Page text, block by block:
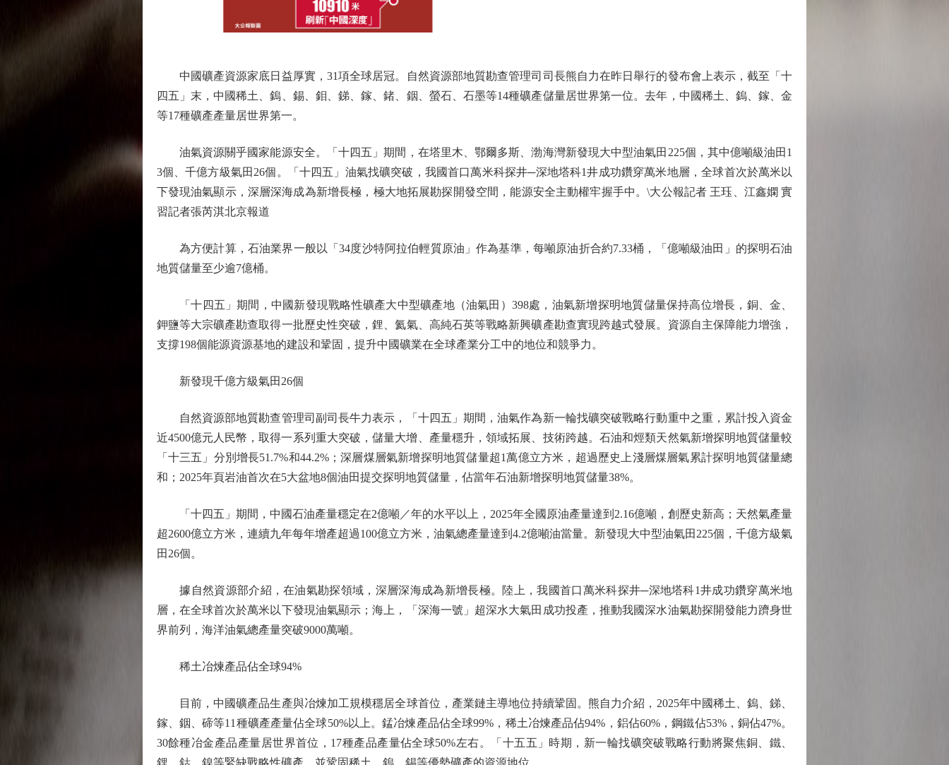
中國礦產資源家底日益厚實，31項全球居冠。自然資源部地質勘查管理司司長熊自力在昨日舉行的發布會上表示，截至「十
四五」末，中國稀土、鎢、錫、鉬、銻、鎵、鍺、銦、螢石、石墨等14種礦產儲量居世界第一位。去年，中國稀土、鎢、鎵、金
等17種礦產產量居世界第一。
油氣資源關乎國家能源安全。「十四五」期間，在塔里木、鄂爾多斯、渤海灣新發現大中型油氣田225個，其中億噸級油田1
3個、千億方級氣田26個。「十四五」油氣找礦突破，我國首口萬米科探井─深地塔科1井成功鑽穿萬米地層，全球首次於萬米以
下發現油氣顯示，深層深海成為新增長極，極大地拓展勘探開發空間，能源安全主動權牢握手中。\大公報記者 王珏、江鑫嫻 實
習記者張芮淇北京報道
為方便計算，石油業界一般以「34度沙特阿拉伯輕質原油」作為基準，每噸原油折合約7.33桶，「億噸級油田」的探明石油
地質儲量至少逾7億桶。
「十四五」期間，中國新發現戰略性礦產大中型礦產地（油氣田）398處，油氣新增探明地質儲量保持高位增長，銅、金、
鉀鹽等大宗礦產勘查取得一批歷史性突破，鋰、氦氣、高純石英等戰略新興礦產勘查實現跨越式發展。資源自主保障能力增強，
支撐198個能源資源基地的建設和鞏固，提升中國礦業在全球產業分工中的地位和競爭力。
新發現千億方級氣田26個
自然資源部地質勘查管理司副司長牛力表示，「十四五」期間，油氣作為新一輪找礦突破戰略行動重中之重，累計投入資金
近4500億元人民幣，取得一系列重大突破，儲量大增、產量穩升，領域拓展、技術跨越。石油和烴類天然氣新增探明地質儲量較
「十三五」分別增長51.7%和44.2%；深層煤層氣新增探明地質儲量超1萬億立方米，超過歷史上淺層煤層氣累計探明地質儲量總
和；2025年頁岩油首次在5大盆地8個油田提交探明地質儲量，佔當年石油新增探明地質儲量38%。
「十四五」期間，中國石油產量穩定在2億噸／年的水平以上，2025年全國原油產量達到2.16億噸，創歷史新高；天然氣產量
超2600億立方米，連續九年每年增產超過100億立方米，油氣總產量達到4.2億噸油當量。新發現大中型油氣田225個，千億方級氣
田26個。
據自然資源部介紹，在油氣勘探領域，深層深海成為新增長極。陸上，我國首口萬米科探井─深地塔科1井成功鑽穿萬米地
層，在全球首次於萬米以下發現油氣顯示；海上，「深海一號」超深水大氣田成功投產，推動我國深水油氣勘探開發能力躋身世
界前列，海洋油氣總產量突破9000萬噸。
稀土冶煉產品佔全球94%
目前，中國礦產品生產與冶煉加工規模穩居全球首位，產業鏈主導地位持續鞏固。熊自力介紹，2025年中國稀土、鎢、銻、
鎵、銦、碲等11種礦產產量佔全球50%以上。錳冶煉產品佔全球99%，稀土冶煉產品佔94%，鋁佔60%，鋼鐵佔53%，銅佔47%。
30餘種冶金產品產量居世界首位，17種產品產量佔全球50%左右。「十五五」時期，新一輪找礦突破戰略行動將聚焦銅、鐵、